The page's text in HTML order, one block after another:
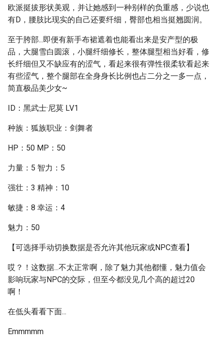
欧派挺拔形状美观，并让她感到一种别样的负重感，少说也
有D，腰肢比现实的自己还要纤细，臀部也相当挺翘圆润。
至于胯部...即便有新手布裙遮着也能看出来是安产型的极
品，大腿雪白圆滚，小腿纤细修长，整体腿型相当好看，修
长纤细但又不缺应有的涩气，看起来很有弹性很柔软看起来
有些涩气，整个腿部在全身身长比例也占二分之一多一点，
简直极品美少女~
ID：黑武士·尼莫 LV1
种族：狐族职业：剑舞者
HP：50 MP：50
力量：5 智力：5
强壮：3 精神：10
敏捷：8 幸运：4
魅力：50
【可选择手动切换数据是否允许其他玩家或NPC查看】
哎？！这数据...不太正常啊，除了魅力其他都懂，魅力值会
影响玩家与NPC的交际，但至今都没见几个高的超过20
啊！
在低头看看下面...
Emmmmm